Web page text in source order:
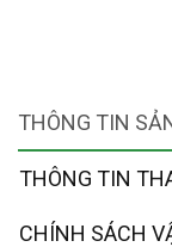
THÔNG TIN
THÔNG TIN
CHÍNH SÁCH